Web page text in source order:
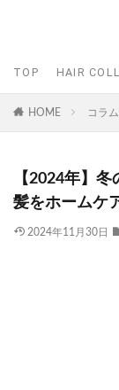
TOP HAIR
HOME コラム
【2024年】
髪をホームケ
2024年11月30日